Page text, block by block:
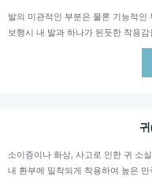
발의 미관적인 부분은 물론 기능적인
보행시 내 발과 하나가 된듯한 착용감
소이증이나 화상, 사고로 인한 귀 소
내 환부에 밀착되게 착용하여 높은 만